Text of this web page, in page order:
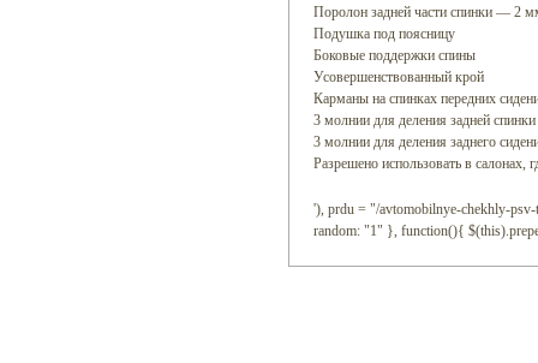
Поролон задней части спинки — 2
Подушка под поясницу
Боковые поддержки спины
Усовершенствованный крой
Карманы на спинках передних
3 молнии для деления задней спинки
3 молнии для деления заднего
Разрешено использовать в салонах,
'), prdu = "/avtomobilnye-chekhly-
random: "1" }, function(){